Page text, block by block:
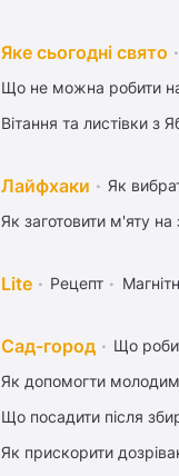
Яке сьогодні свято
Що не можна робити
Вітання та листівки з
Лайфхаки Як
Як заготовити м'яту
Lite Рецепт
Сад-город Що
Як допомогти
Що посадити після
Як прискорити